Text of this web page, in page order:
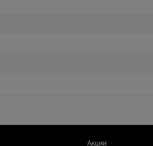
Акции